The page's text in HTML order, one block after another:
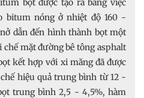
bọt được tạo ra bằng việc
bitum nóng ở nhiệt độ 160 -
dẫn đến hình thành bọt một
chế mặt đường bê tông asphalt
kết hợp với xi măng đã được
hiệu quả trung bình từ 12 -
trung bình 2,5 - 4,5%, hàm